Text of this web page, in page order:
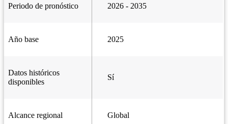
Periodo de pronóstico 2026 - 2035
Año base 2025
Datos históricos
disponibles
Sí
Alcance regional Global